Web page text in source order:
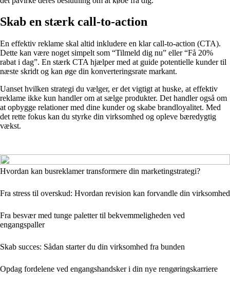
Skab en stærk call-to-action
En effektiv reklame skal altid inkludere en klar call-to-action (CTA).
Dette kan være noget simpelt som “Tilmeld dig nu” eller “Få 20%
rabat i dag”. En stærk CTA hjælper med at guide potentielle kunder til
næste skridt og kan øge din konverteringsrate markant.
Uanset hvilken strategi du vælger, er det vigtigt at huske, at effektiv
reklame ikke kun handler om at sælge produkter. Det handler også om
at opbygge relationer med dine kunder og skabe brandloyalitet. Med
det rette fokus kan du styrke din virksomhed og opleve bæredygtig
vækst.
Hvordan kan busreklamer transformere din marketingstrategi?
Fra stress til overskud: Hvordan revision kan forvandle din virksomhed
Fra besvær med tunge paletter til bekvemmeligheden ved
engangspaller
Skab succes: Sådan starter du din virksomhed fra bunden
Opdag fordelene ved engangshandsker i din nye rengøringskarriere